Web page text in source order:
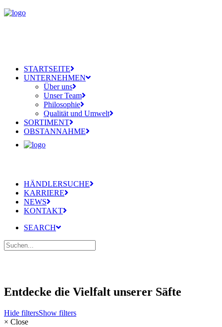
STARTSEITE
UNTERNEHMEN
Über uns
Unser Team
Philosophie
Qualität und Umwelt
SORTIMENT
OBSTANNAHME
HÄNDLERSUCHE
KARRIERE
NEWS
KONTAKT
SEARCH
Entdecke die Vielfalt unserer Säfte
Hide filtersShow filters
× Close